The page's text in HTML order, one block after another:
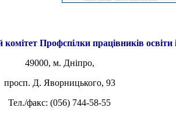
комітет Профспілки працівників освіти
49000, м. Дніпро,
просп. Д. Яворницького, 93
Тел./факс: (056) 744-58-55